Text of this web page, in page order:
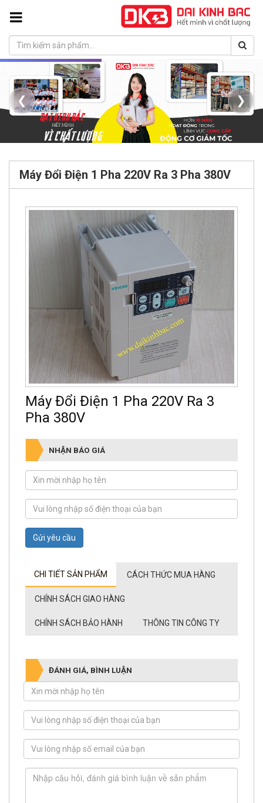
❮ ❯
Máy Đổi Điện 1 Pha 220V Ra 3 Pha 380V
Máy Đổi Điện 1 Pha 220V Ra 3
Pha 380V
NHẬN BÁO GIÁ
Gửi yêu cầu
CHI TIẾT SẢN PHẨM CÁCH THỨC MUA HÀNG
CHÍNH SÁCH GIAO HÀNG
CHÍNH SÁCH BẢO HÀNH THÔNG TIN CÔNG TY
ĐÁNH GIÁ, BÌNH LUẬN